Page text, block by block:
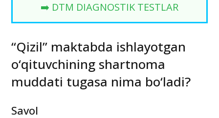
➡️ DTM DIAGNOSTIK TESTLAR
“Qizil” maktabda ishlayotgan
o‘qituvchining shartnoma
muddati tugasa nima bo‘ladi?
Savol